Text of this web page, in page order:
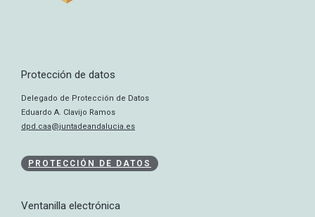
Protección de datos
Delegado de Protección de Datos
Eduardo A. Clavijo Ramos
dpd.caa@juntadeandalucia.es
PROTECCIÓN DE DATOS
Ventanilla electrónica